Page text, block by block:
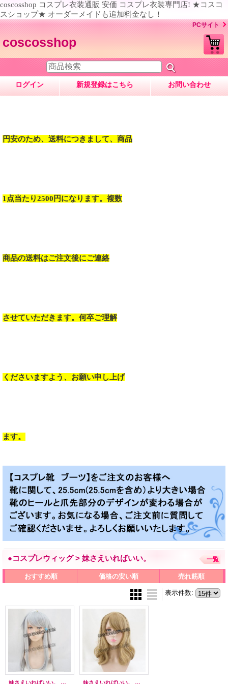
coscosshop コスプレ衣装通販 安価 コスプレ衣装専門店! ★コスコ
スショップ★ オーダーメイドも追加料金なし！
PCサイト
coscosshop
ログイン 新規登録はこちら お問い合わせ
円安のため、送料につきまして、商品
1点当たり2500円になります。複数
商品の送料はご注文後にご連絡
させていただきます。何卒ご理解
くださいますよう、お願い申し上げ
ます。
●コスプレウィッグ > 妹さえいればいい。 一覧
おすすめ順 価格の安い順 売れ筋順
表示件数:
妹さえいればいい。 可児那由多風 かになゆた コスプレウィッグ 妹さえいればいい。 白川京風 しらかわみやこ コスプレウィッグ